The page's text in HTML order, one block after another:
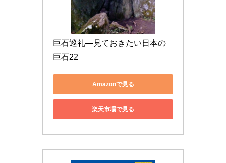
巨石巡礼―見ておきたい日本の
巨石22
Amazonで見る
楽天市場で見る